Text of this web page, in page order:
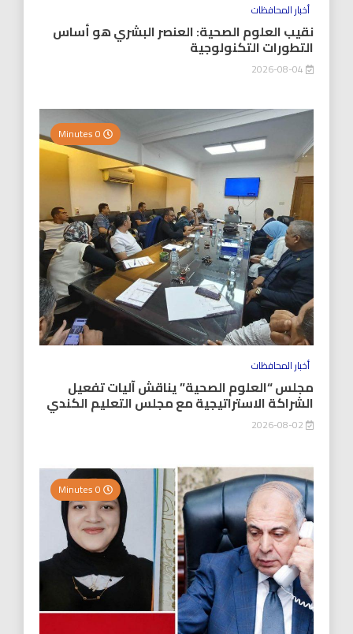
أخبار المحافظات
نقيب العلوم الصحية: العنصر البشري هو أساس
التطورات التكنولوجية
أخبار المحافظات
مجلس “العلوم الصحية” يناقش آليات تفعيل
الشراكة الاستراتيجية مع مجلس التعليم الكندي